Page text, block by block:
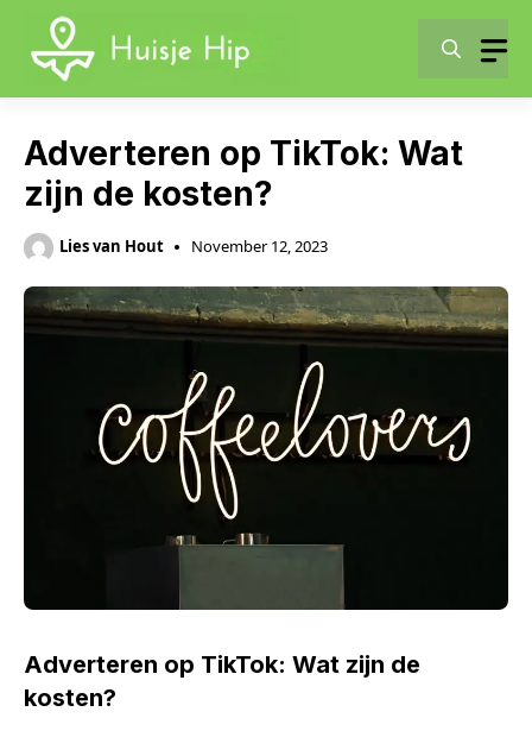
content
Adverteren op TikTok: Wat
zijn de kosten?
Lies van Hout November 12, 2023
Adverteren op TikTok: Wat zijn de
kosten?